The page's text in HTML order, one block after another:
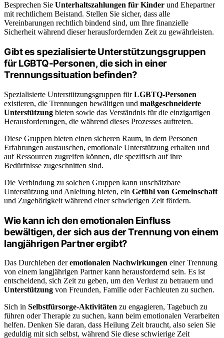
Besprechen Sie Unterhaltszahlungen für Kinder und Ehepartner
mit rechtlichem Beistand. Stellen Sie sicher, dass alle
Vereinbarungen rechtlich bindend sind, um Ihre finanzielle
Sicherheit während dieser herausfordernden Zeit zu gewährleisten.
Gibt es spezialisierte Unterstützungsgruppen
für LGBTQ-Personen, die sich in einer
Trennungssituation befinden?
Spezialisierte Unterstützungsgruppen fürLGBTQ-Personen
existieren, die Trennungen bewältigen und maßgeschneiderte
Unterstützung bieten sowie das Verständnis für die einzigartigen
Herausforderungen, die während dieses Prozesses auftreten.
Diese Gruppen bieten einen sicheren Raum, in dem Personen
Erfahrungen austauschen, emotionale Unterstützung erhalten und
auf Ressourcen zugreifen können, die spezifisch auf ihre
Bedürfnisse zugeschnitten sind.
Die Verbindung zu solchen Gruppen kann unschätzbare
Unterstützung und Anleitung bieten, ein Gefühl von Gemeinschaft
und Zugehörigkeit während einer schwierigen Zeit fördern.
Wie kann ich den emotionalen Einfluss
bewältigen, der sich aus der Trennung von einem
langjährigen Partner ergibt?
Das Durchleben deremotionalen Nachwirkungen einer Trennung
von einem langjährigen Partner kann herausfordernd sein. Es ist
entscheidend, sich Zeit zu geben, um den Verlust zu betrauern und
Unterstützung von Freunden, Familie oder Fachleuten zu suchen.
Sich in Selbstfürsorge-Aktivitäten zu engagieren, Tagebuch zu
führen oder Therapie zu suchen, kann beim emotionalen Verarbeiten
helfen. Denken Sie daran, dass Heilung Zeit braucht, also seien Sie
geduldig mit sich selbst, während Sie diese schwierige Zeit